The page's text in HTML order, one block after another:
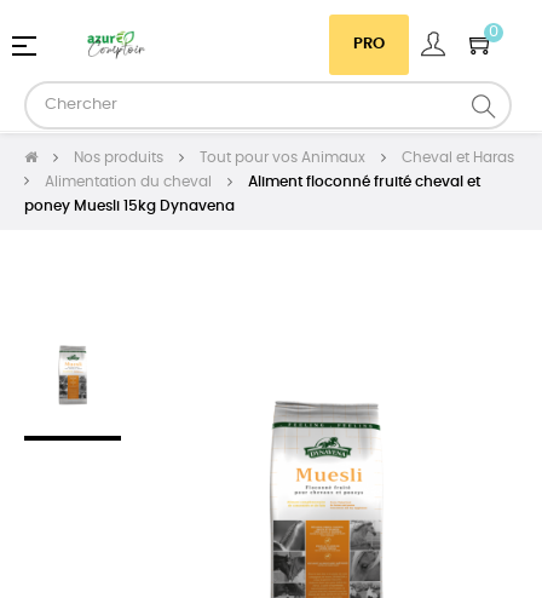
PRO
0
Basculer
navigation
☰
Nos produits Tout pour vos Animaux
Cheval et Haras
Alimentation du cheval
Aliment floconné fruité cheval et
poney Muesli 15kg Dynavena